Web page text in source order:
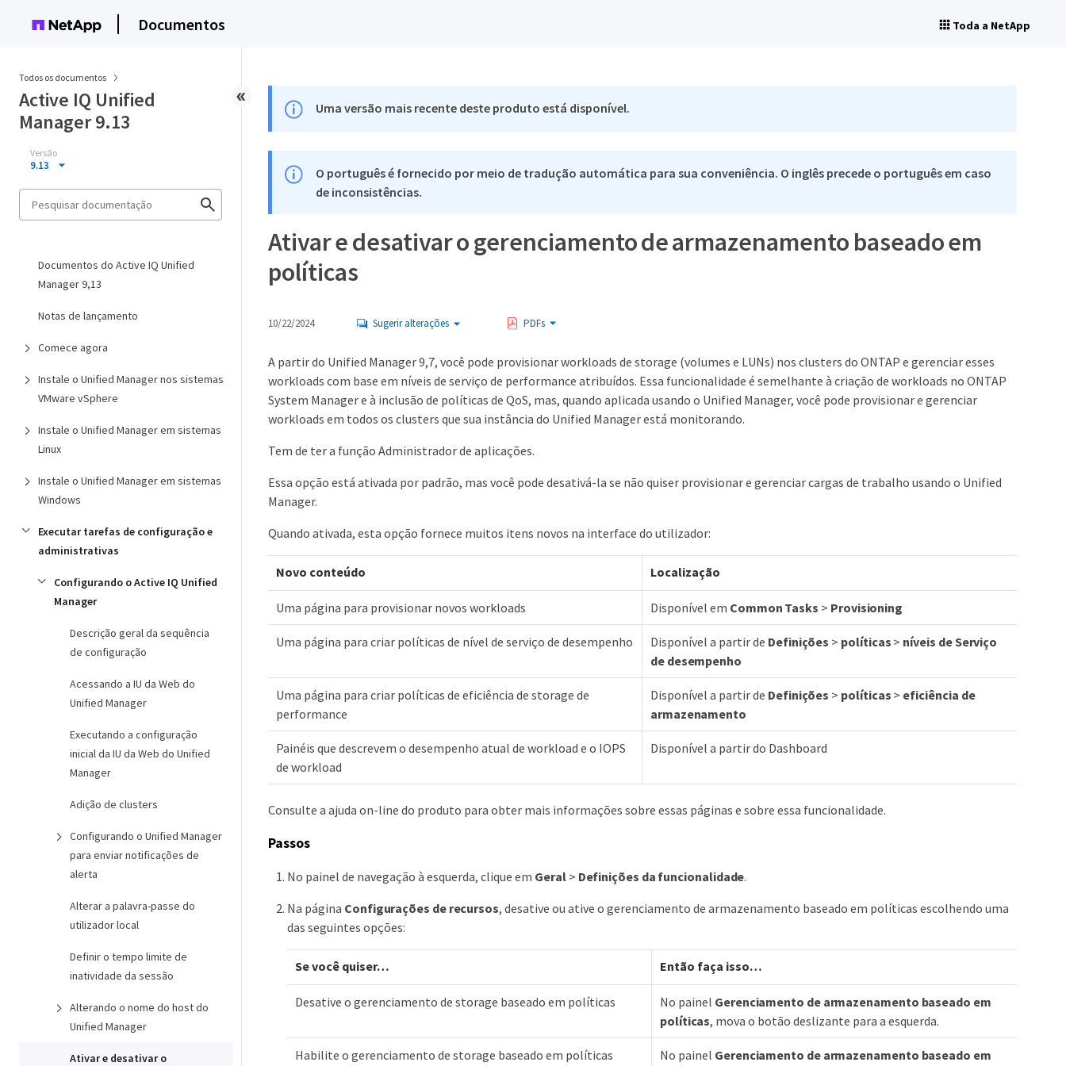
Documentos Toda a NetApp
Todos os documentos
Active IQ Unified
Manager 9.13
Versão
9.13
Documentos do Active IQ Unified
Manager 9,13
Notas de lançamento
Comece agora
Instale o Unified Manager nos sistemas
VMware vSphere
Instale o Unified Manager em sistemas
Linux
Instale o Unified Manager em sistemas
Windows
Executar tarefas de configuração e
administrativas
Configurando o Active IQ Unified
Manager
Descrição geral da sequência
de configuração
Acessando a IU da Web do
Unified Manager
Executando a configuração
inicial da IU da Web do Unified
Manager
Adição de clusters
Configurando o Unified Manager
para enviar notificações de
alerta
Alterar a palavra-passe do
utilizador local
Definir o tempo limite de
inatividade da sessão
Alterando o nome do host do
Unified Manager
Ativar e desativar o
Uma versão mais recente deste produto está disponível.
O português é fornecido por meio de tradução automática para sua conveniência. O inglês precede o português em caso
de inconsistências.
Ativar e desativar o gerenciamento de armazenamento baseado em
políticas
10/22/2024 Sugerir alterações PDFs
A partir do Unified Manager 9,7, você pode provisionar workloads de storage (volumes e LUNs) nos clusters do ONTAP e gerenciar esses
workloads com base em níveis de serviço de performance atribuídos. Essa funcionalidade é semelhante à criação de workloads no ONTAP
System Manager e à inclusão de políticas de QoS, mas, quando aplicada usando o Unified Manager, você pode provisionar e gerenciar
workloads em todos os clusters que sua instância do Unified Manager está monitorando.
Tem de ter a função Administrador de aplicações.
Essa opção está ativada por padrão, mas você pode desativá-la se não quiser provisionar e gerenciar cargas de trabalho usando o Unified
Manager.
Quando ativada, esta opção fornece muitos itens novos na interface do utilizador:
Novo conteúdo Localização
Uma página para provisionar novos workloads Disponível em Common Tasks > Provisioning
Uma página para criar políticas de nível de serviço de desempenho Disponível a partir de Definições > políticas > níveis de Serviço
de desempenho
Uma página para criar políticas de eficiência de storage de
performance
Disponível a partir de Definições > políticas > eficiência de
armazenamento
Painéis que descrevem o desempenho atual de workload e o IOPS
de workload
Disponível a partir do Dashboard
Consulte a ajuda on-line do produto para obter mais informações sobre essas páginas e sobre essa funcionalidade.
Passos
No painel de navegação à esquerda, clique em Geral> Definições da funcionalidade.
Na página Configurações de recursos, desative ou ative o gerenciamento de armazenamento baseado em políticas escolhendo uma
das seguintes opções:
Se você quiser…​ Então faça isso…​
Desative o gerenciamento de storage baseado em políticas No painel Gerenciamento de armazenamento baseado em
políticas, mova o botão deslizante para a esquerda.
Habilite o gerenciamento de storage baseado em políticas No painel Gerenciamento de armazenamento baseado em